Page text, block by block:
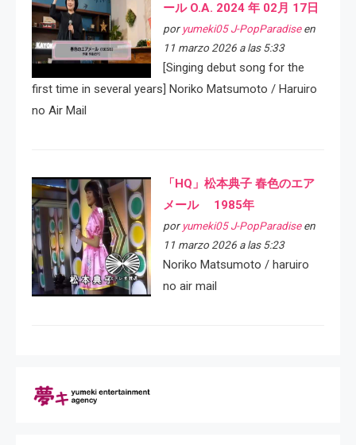
ール O.A. 2024 年 02月 17日
por yumeki05 J-PopParadiseen
11 marzo 2026 a las 5:33
[Singing debut song for the
first time in several years] Noriko Matsumoto / Haruiro
no Air Mail
「HQ」松本典子 春色のエア
メール 1985年
por yumeki05 J-PopParadiseen
11 marzo 2026 a las 5:23
Noriko Matsumoto / haruiro
no air mail